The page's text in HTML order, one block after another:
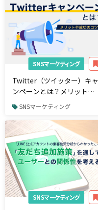
SNSマーケティング
Twitter（ツイッター）キャ
ンペーンとは？メリットや
成功の6ステップ、注意点を
SNSマーケティング
SNSマーケティング